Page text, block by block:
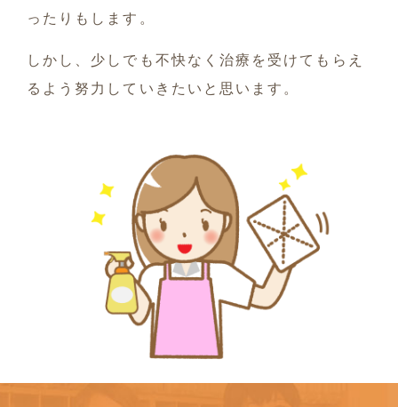
ったりもします。
しかし、少しでも不快なく治療を受けてもらえ
るよう努力していきたいと思います。